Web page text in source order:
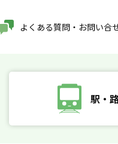
よくある質問・お問い合
駅・